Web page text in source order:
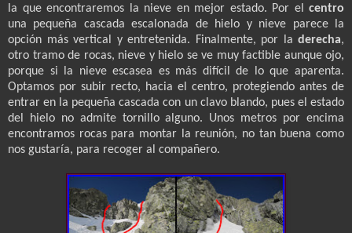
la que encontraremos la nieve en mejor estado. Por el centro
una pequeña cascada escalonada de hielo y nieve parece la
opción más vertical y entretenida. Finalmente, por la derecha,
otro tramo de rocas, nieve y hielo se ve muy factible aunque ojo,
porque si la nieve escasea es más difícil de lo que aparenta.
Optamos por subir recto, hacia el centro, protegiendo antes de
entrar en la pequeña cascada con un clavo blando, pues el estado
del hielo no admite tornillo alguno. Unos metros por encima
encontramos rocas para montar la reunión, no tan buena como
nos gustaría, para recoger al compañero.